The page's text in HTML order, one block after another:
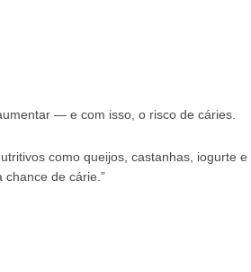
— e com isso, o risco de cáries.
como queijos, castanhas, iogurte e
chance de cárie.”